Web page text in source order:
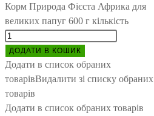
Корм Природа Фієста Африка для
великих папуг 600 г кількість
ДОДАТИ В КОШИК
Додати в список обраних
товарівВидалити зі списку обраних
товарів
Додати в список обраних товарів